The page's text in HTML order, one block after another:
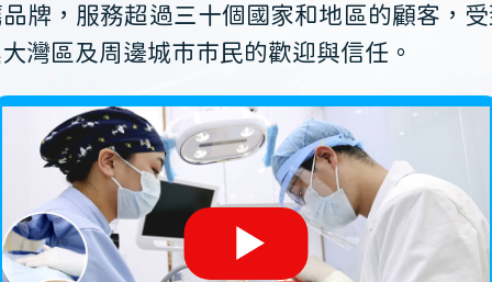
牌，服務超過三十個國家和地區的顧客，
灣區及周邊城市市民的歡迎與信任。